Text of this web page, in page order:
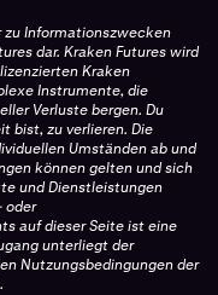
zu Informationszwecken
dar. Kraken Futures wird
Kraken
Instrumente, die
Verluste bergen. Du
bist, zu verlieren. Die
Umständen ab und
können gelten und sich
und Dienstleistungen
oder
auf dieser Seite ist eine
unterliegt der
Nutzungsbedingungen der